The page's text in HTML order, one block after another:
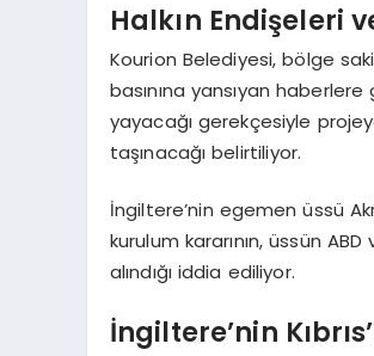
Halkın Endişeleri
Kourion Belediyesi, bölge
basınına yansıyan
yayacağı gerekçesiyle
taşınacağı belirtiliyor.
İngiltere’nin egemen üssü
kurulum kararının, üssün
alındığı iddia ediliyor.
İngiltere’nin